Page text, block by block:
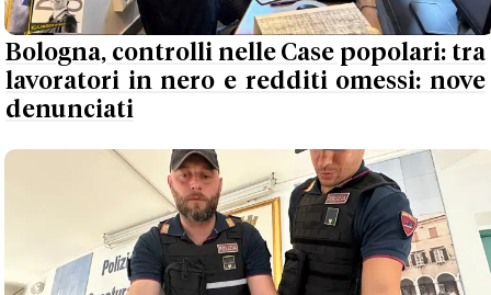
Bologna, controlli nelle Case popolari: tra
lavoratori in nero e redditi omessi: nove
denunciati